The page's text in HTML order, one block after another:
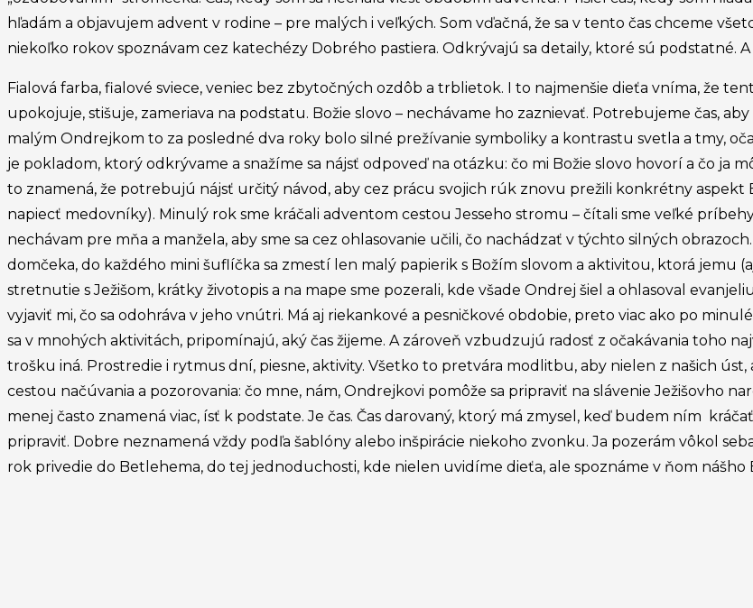
hľadám a objavujem advent v rodine – pre malých i veľkých. Som vďačná, že sa v tento čas chceme
niekoľko rokov spoznávam cez katechézy Dobrého pastiera. Odkrývajú sa detaily, ktoré sú podstatné.
Fialová farba, fialové sviece, veniec bez zbytočných ozdôb a trblietok. I to najmenšie dieťa vníma, že
upokojuje, stišuje, zameriava na podstatu. Božie slovo – nechávame ho zaznievať. Potrebujeme čas,
malým Ondrejkom to za posledné dva roky bolo silné prežívanie symboliky a kontrastu svetla a tmy,
je pokladom, ktorý odkrývame a snažíme sa nájsť odpoveď na otázku: čo mi Božie slovo hovorí a čo ja
to znamená, že potrebujú nájsť určitý návod, aby cez prácu svojich rúk znovu prežili konkrétny aspekt
napiecť medovníky). Minulý rok sme kráčali adventom cestou Jesseho stromu – čítali sme veľké
nechávam pre mňa a manžela, aby sme sa cez ohlasovanie učili, čo nachádzať v týchto silných
domčeka, do každého mini šuflíčka sa zmestí len malý papierik s Božím slovom a aktivitou, ktorá jemu
stretnutie s Ježišom, krátky životopis a na mape sme pozerali, kde všade Ondrej šiel a ohlasoval
vyjaviť mi, čo sa odohráva v jeho vnútri. Má aj riekankové a pesničkové obdobie, preto viac ako po
sa v mnohých aktivitách, pripomínajú, aký čas žijeme. A zároveň vzbudzujú radosť z očakávania toho
trošku iná. Prostredie i rytmus dní, piesne, aktivity. Všetko to pretvára modlitbu, aby nielen z našich
cestou načúvania a pozorovania: čo mne, nám, Ondrejkovi pomôže sa pripraviť na slávenie Ježišovho
menej často znamená viac, ísť k podstate. Je čas. Čas darovaný, ktorý má zmysel, keď budem ním
pripraviť. Dobre neznamená vždy podľa šablóny alebo inšpirácie niekoho zvonku. Ja pozerám vôkol
rok privedie do Betlehema, do tej jednoduchosti, kde nielen uvidíme dieťa, ale spoznáme v ňom nášho